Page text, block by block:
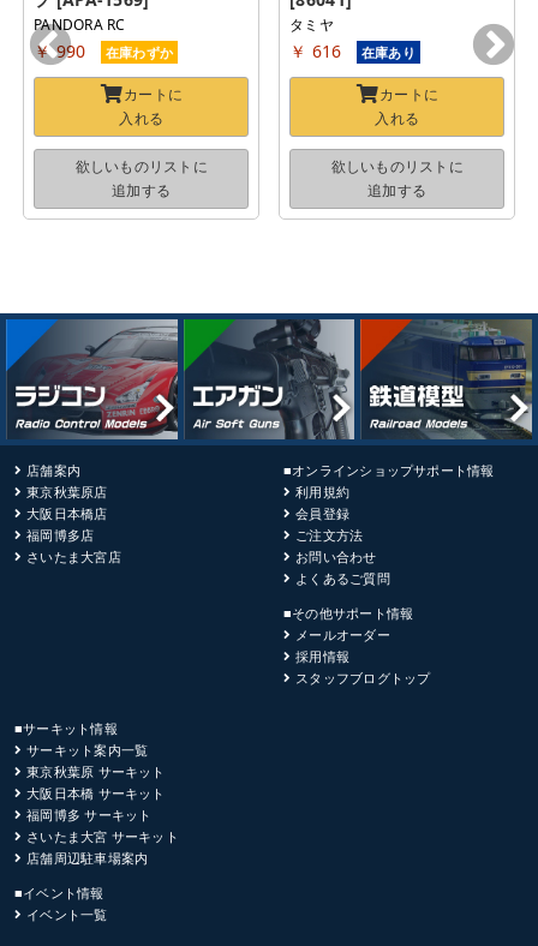
PANDORA RC
￥ 990 在庫わずか
カートに
入れる
欲しいものリストに
追加する
タミヤ
￥ 616 在庫あり
カートに
入れる
欲しいものリストに
追加する
店舗案内
東京秋葉原店
大阪日本橋店
福岡博多店
さいたま大宮店
■オンラインショップサポート情報
利用規約
会員登録
ご注文方法
お問い合わせ
よくあるご質問
■その他サポート情報
メールオーダー
採用情報
スタッフブログトップ
■サーキット情報
サーキット案内一覧
東京秋葉原 サーキット
大阪日本橋 サーキット
福岡博多 サーキット
さいたま大宮 サーキット
店舗周辺駐車場案内
■イベント情報
イベント一覧